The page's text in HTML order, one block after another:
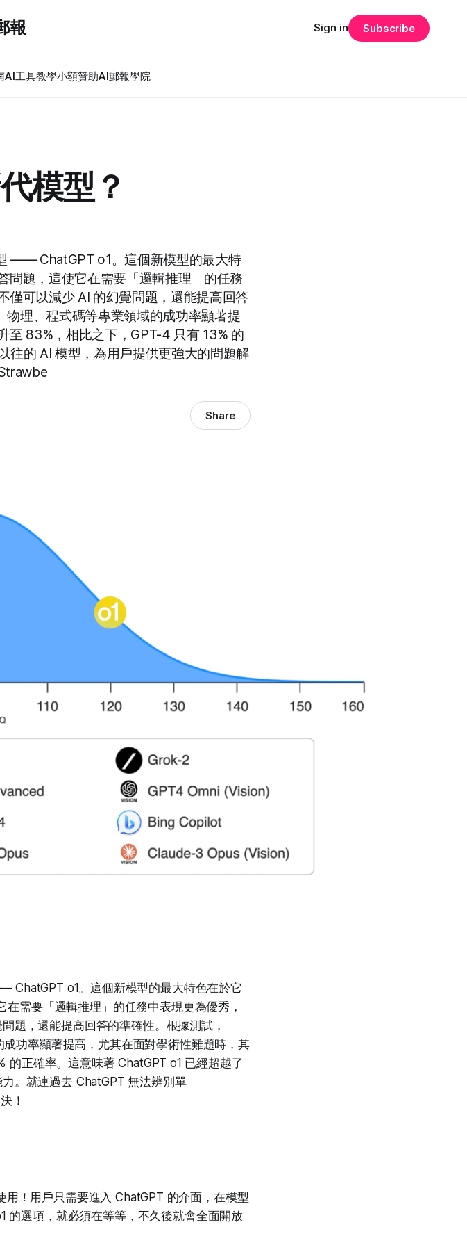
報
AI工具教學小額贊助AI郵報學院
Sign in Subscribe
模型？
—— ChatGPT o1。這個新模型的最大特
問題，這使它在需要「邏輯推理」的任務
僅可以減少 AI 的幻覺問題，還能提高回答
理、程式碼等專業領域的成功率顯著提
至 83%，相比之下，GPT-4 只有 13% 的
往的 AI 模型，為用戶提供更強大的問題解
Share
o1。這個新模型的最大特色在於它
需要「邏輯推理」的任務中表現更為優秀，
題，還能提高回答的準確性。根據測試，
功率顯著提高，尤其在面對學術性難題時，其
的正確率。這意味著 ChatGPT o1 已經超越了
。就連過去 ChatGPT 無法辨別單
！
！用戶只需要進入 ChatGPT 的介面，在模型
的選項，就必須在等等，不久後就會全面開放